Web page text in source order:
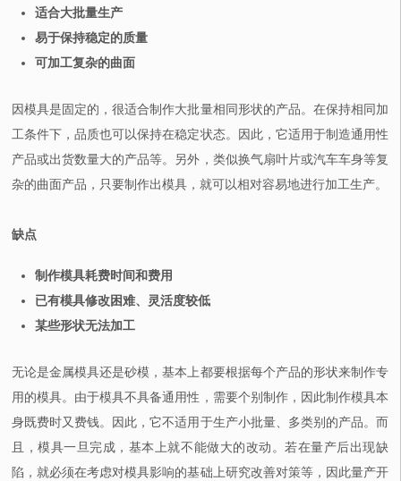
适合大批量生产
易于保持稳定的质量
可加工复杂的曲面
因模具是固定的，很适合制作大批量相同形状的产品。在保持相同加
工条件下，品质也可以保持在稳定状态。因此，它适用于制造通用性
产品或出货数量大的产品等。另外，类似换气扇叶片或汽车车身等复
杂的曲面产品，只要制作出模具，就可以相对容易地进行加工生产。
缺点
制作模具耗费时间和费用
已有模具修改困难、灵活度较低
某些形状无法加工
无论是金属模具还是砂模，基本上都要根据每个产品的形状来制作专
用的模具。由于模具不具备通用性，需要个别制作，因此制作模具本
身既费时又费钱。因此，它不适用于生产小批量、多类别的产品。而
且，模具一旦完成，基本上就不能做大的改动。若在量产后出现缺
陷，就必须在考虑对模具影响的基础上研究改善对策等，因此量产开